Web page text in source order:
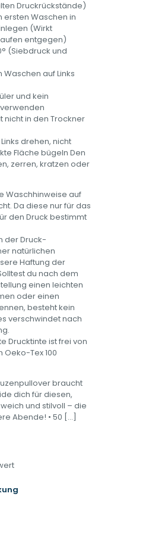
Druckrückstände)
ersten Waschen in
(Wirkt
entgegen)
(Siebdruck und
auf Links
und kein
nicht in den Trockner
drehen, nicht
Fläche bügeln Den
zerren, kratzen oder
Waschhinweise auf
Da diese nur für das
den Druck bestimmt
der Druck-
natürlichen
Haftung der
du nach dem
einen leichten
oder einen
besteht kein
verschwindet nach
Drucktinte ist frei von
Tex 100
braucht
dich für diesen,
und stilvoll – die
Abende! • 50 […]